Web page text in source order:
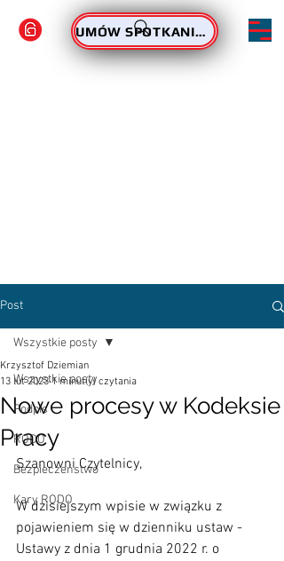
ZAMÓW PODPIS UMÓW SPOTKANIE - PODPIS
Post
Wszystkie posty
Podpis
RODO
Bezpieczeństwo
Kary RODO
Wszystkie posty
Nowe procesy w Kodeksie
Pracy
Krzysztof Dziemian
13 lut 2023 1 minut(y) czytania
Szanowni Czytelnicy,
W dzisiejszym wpisie w związku z
pojawieniem się w dzienniku ustaw -
Ustawy z dnia 1 grudnia 2022 r. o